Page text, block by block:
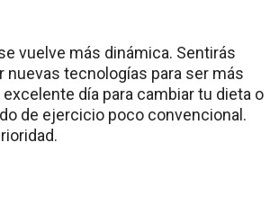
vuelve más dinámica. Sentirás
nuevas tecnologías para ser más
día para cambiar tu dieta o
de ejercicio poco convencional.